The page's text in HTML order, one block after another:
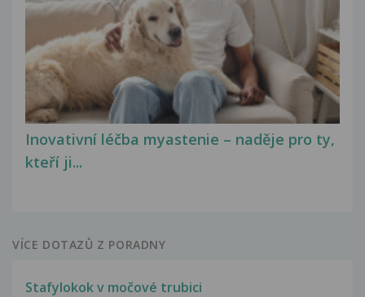
Inovativní léčba myastenie – naděje pro ty,
kteří ji...
VÍCE DOTAZŮ Z PORADNY
Stafylokok v močové trubici